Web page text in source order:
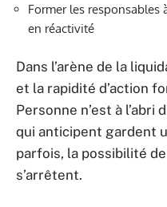
Former les responsables
en réactivité
Dans l’arène de la
et la rapidité d’action
Personne n’est à l’abri
qui anticipent gardent
parfois, la possibilité
s’arrêtent.